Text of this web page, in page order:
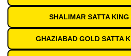
SHALIMAR SATTA
GHAZIABAD GOLD SATTA